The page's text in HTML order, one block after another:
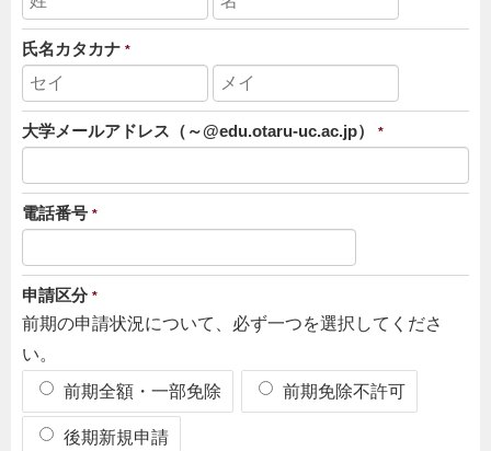
氏名カタカナ *
大学メールアドレス（～@edu.otaru-uc.ac.jp） *
電話番号 *
申請区分 *
前期の申請状況について、必ず一つを選択してくださ
い。
前期全額・一部免除
前期免除不許可
後期新規申請